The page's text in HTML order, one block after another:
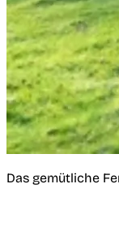
Das gemütliche